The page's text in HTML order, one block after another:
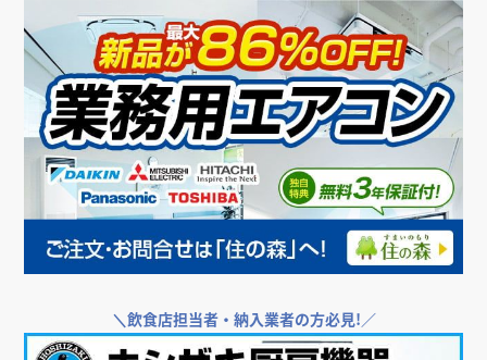
＼飲食店担当者・納入業者の方必見!／